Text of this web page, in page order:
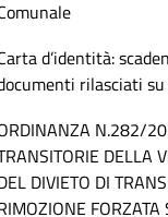
d’identità:
rilasciati
N.282/
DELLA
DIVIETO DI
FORZATA